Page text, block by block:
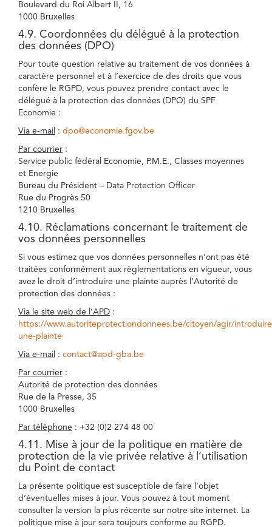
Boulevard du Roi Albert II, 16
1000 Bruxelles
4.9. Coordonnées du délégué à la protection
des données (DPO)
Pour toute question relative au traitement de vos données à
caractère personnel et à l’exercice de des droits que vous
confère le RGPD, vous pouvez prendre contact avec le
délégué à la protection des données (DPO) du SPF
Economie :
Via e-mail : dpo@economie.fgov.be
Par courrier :
Service public fédéral Economie, P.M.E., Classes moyennes
et Energie
Bureau du Président – Data Protection Officer
Rue du Progrès 50
1210 Bruxelles
4.10. Réclamations concernant le traitement de
vos données personnelles
Si vous estimez que vos données personnelles n’ont pas été
traitées conformément aux règlementations en vigueur, vous
avez le droit d’introduire une plainte auprès l’Autorité de
protection des données :
Via le site web de l’APD :
https://www.autoriteprotectiondonnees.be/citoyen/agir/
une-plainte
Via e-mail : contact@apd-gba.be
Par courrier :
Autorité de protection des données
Rue de la Presse, 35
1000 Bruxelles
Par téléphone : +32 (0)2 274 48 00
4.11. Mise à jour de la politique en matière de
protection de la vie privée relative à l’utilisation
du Point de contact
La présente politique est susceptible de faire l’objet
d’éventuelles mises à jour. Vous pouvez à tout moment
consulter la version la plus récente sur notre site internet. La
politique mise à jour sera toujours conforme au RGPD.